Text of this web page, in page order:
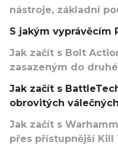
nástroje, základní
S jakým vyprávěcím
Jak začít s Bolt
zasazeným do
Jak začít s
obrovitých
Jak začít s
přes přístupnější Kill